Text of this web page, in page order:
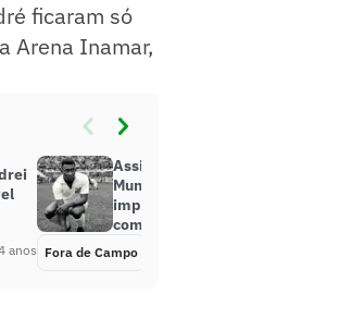
ficaram só
Arena Inamar,
anos
Assista! Vídeo de Pelé na final do
Mundial contra o Milan
impressiona a web: ‘É ridículo
como ele sobrava’
Fora de Campo